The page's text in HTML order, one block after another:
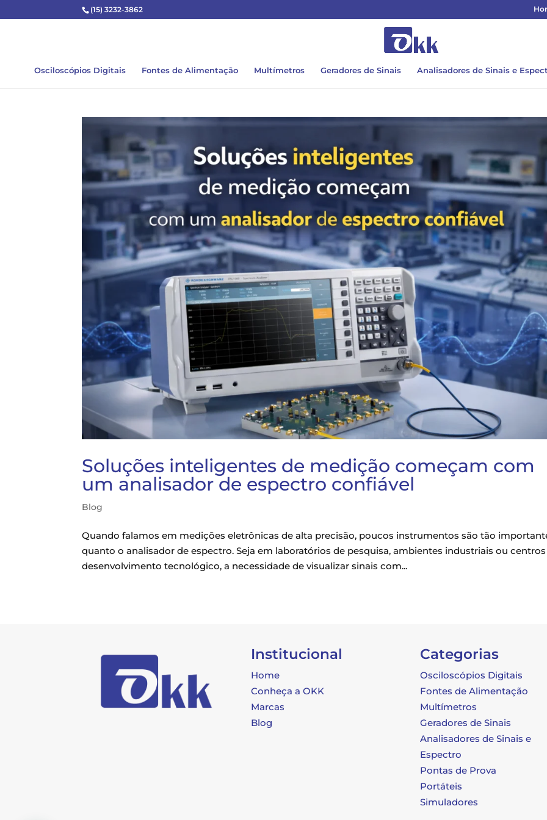
(15) 3232-3862
Osciloscópios Digitais Fontes de Alimentação Multímetros Geradores de Sinais Analisadores de Sinais e
Soluções inteligentes de medição começam com
um analisador de espectro confiável
Blog
Quando falamos em medições eletrônicas de alta precisão, poucos instrumentos são tão
quanto o analisador de espectro. Seja em laboratórios de pesquisa, ambientes industriais ou
desenvolvimento tecnológico, a necessidade de visualizar sinais com...
Institucional
Home
Conheça a OKK
Marcas
Blog
Categorias
Osciloscópios Digitais
Fontes de Alimentação
Multímetros
Geradores de Sinais
Analisadores de Sinais e
Espectro
Pontas de Prova
Portáteis
Simuladores